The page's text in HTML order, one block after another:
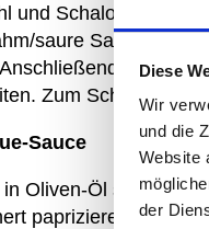
Diese
Wir
und die
Website
der
und Schalotten in
saure Sahne
den
Zum Schluss in
Sauce
in Oliven-Öl sautieren,
paprizieren, mit